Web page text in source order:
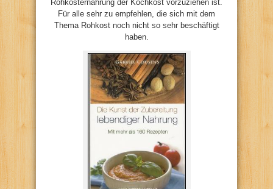
Rohkosternährung der Kochkost vorzuziehen ist.
Für alle sehr zu empfehlen, die sich mit dem
Thema Rohkost noch nicht so sehr beschäftigt
haben.